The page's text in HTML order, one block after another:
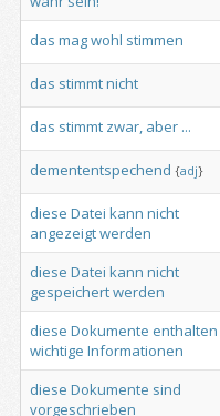
das magwohl stimmen
das stimmtnicht
das stimmt zwar, aber ...
demententspechend {adj}
diese Datei kann nicht
angezeigtwerden
diese Datei kann nicht
gespeichertwerden
diese Dokumente enthalten
wichtige Informationen
diese Dokumente sind
vorgeschrieben